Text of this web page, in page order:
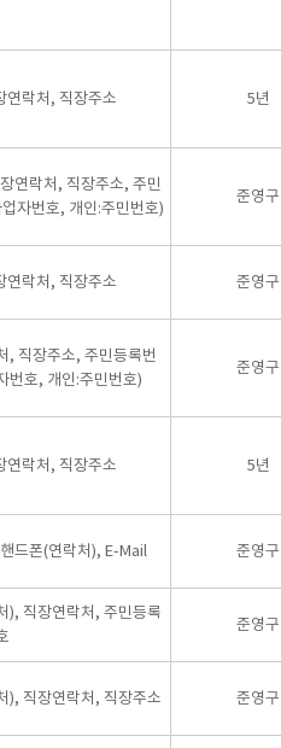
연락처, 직장주소 5년
연락처, 직장주소, 주민
자번호, 개인:주민번호)
준영구
연락처, 직장주소 준영구
, 직장주소, 주민등록번
번호, 개인:주민번호)
준영구
연락처, 직장주소 5년
드폰(연락처), E-Mail 준영구
), 직장연락처, 주민등록
준영구
), 직장연락처, 직장주소 준영구